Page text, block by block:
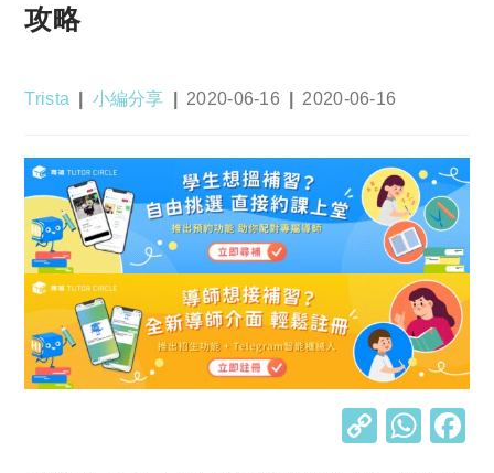
攻略
Post
Trista
Post
小編分享
Post
2020-06-16
Post
2020-06-16
C W